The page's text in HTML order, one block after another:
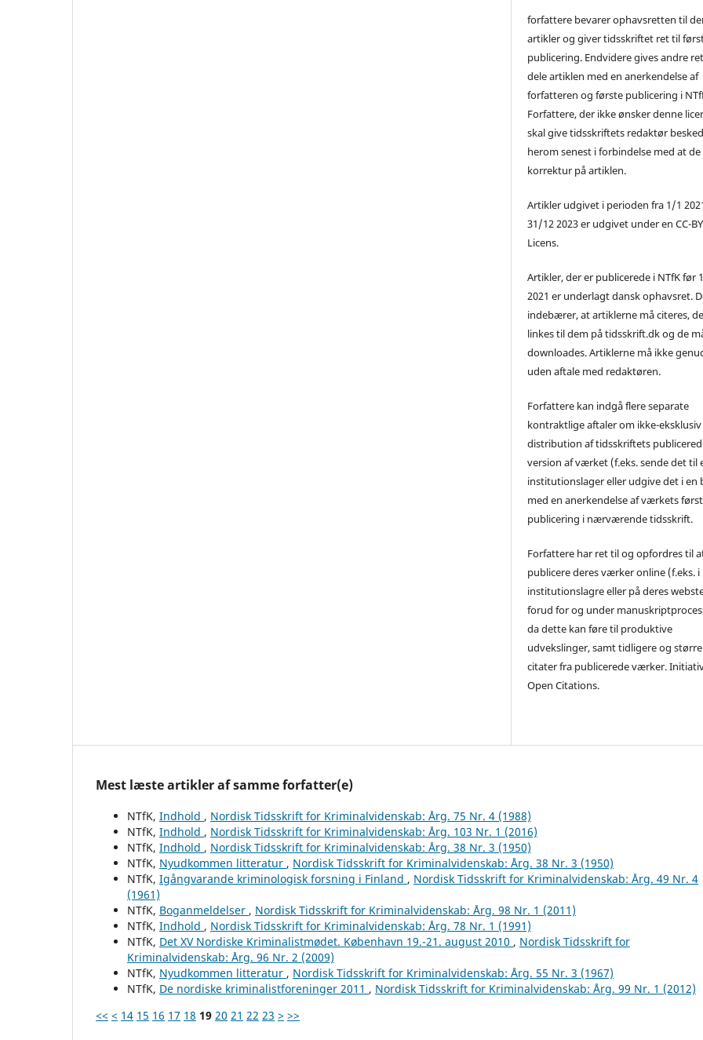
forfattere bevarer ophavsretten til
artikler og giver tidsskriftet ret til
publicering. Endvidere gives andre
dele artiklen med en anerkendelse af
forfatteren og første publicering i
Forfattere, der ikke ønsker denne
skal give tidsskriftets redaktør besked
herom senest i forbindelse med at
korrektur på artiklen.
Artikler udgivet i perioden fra 1/1
31/12 2023 er udgivet under en CC-
Licens.
Artikler, der er publicerede i NTfK før
2021 er underlagt dansk ophavsret.
indebærer, at artiklerne må citeres,
linkes til dem på tidsskrift.dk og de
downloades. Artiklerne må ikke
uden aftale med redaktøren.
Forfattere kan indgå flere separate
kontraktlige aftaler om ikke-eksklusiv
distribution af tidsskriftets
version af værket (f.eks. sende det til
institutionslager eller udgive det i en
med en anerkendelse af værkets
publicering i nærværende tidsskrift.
Forfattere har ret til og opfordres til
publicere deres værker online (f.eks. i
institutionslagre eller på deres
forud for og under
da dette kan føre til produktive
udvekslinger, samt tidligere og større
citater fra publicerede værker.
Open Citations.
Mest læste artikler af samme forfatter(e)
NTfK, Indhold , Nordisk Tidsskrift for Kriminalvidenskab: Årg. 75 Nr. 4 (1988)
NTfK, Indhold , Nordisk Tidsskrift for Kriminalvidenskab: Årg. 103 Nr. 1 (2016)
NTfK, Indhold , Nordisk Tidsskrift for Kriminalvidenskab: Årg. 38 Nr. 3 (1950)
NTfK, Nyudkommen litteratur , Nordisk Tidsskrift for Kriminalvidenskab: Årg. 38 Nr. 3 (1950)
NTfK, Igångvarande kriminologisk forsning i Finland , Nordisk Tidsskrift for Kriminalvidenskab: Årg. 49 Nr. 4
(1961)
NTfK, Boganmeldelser , Nordisk Tidsskrift for Kriminalvidenskab: Årg. 98 Nr. 1 (2011)
NTfK, Indhold , Nordisk Tidsskrift for Kriminalvidenskab: Årg. 78 Nr. 1 (1991)
NTfK, Det XV Nordiske Kriminalistmødet. København 19.-21. august 2010 , Nordisk Tidsskrift for
Kriminalvidenskab: Årg. 96 Nr. 2 (2009)
NTfK, Nyudkommen litteratur , Nordisk Tidsskrift for Kriminalvidenskab: Årg. 55 Nr. 3 (1967)
NTfK, De nordiske kriminalistforeninger 2011 , Nordisk Tidsskrift for Kriminalvidenskab: Årg. 99 Nr. 1 (2012)
<< < 14 15 16 17 18 19 20 21 22 23 > >>